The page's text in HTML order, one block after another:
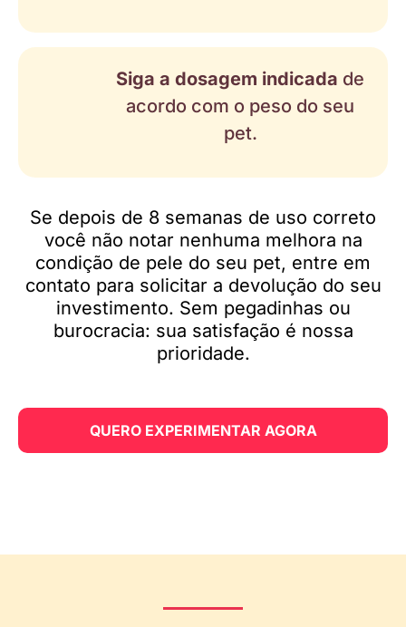
Siga a dosagem indicada de
acordo com o peso do seu
pet.
Se depois de 8 semanas de uso correto
você não notar nenhuma melhora na
condição de pele do seu pet, entre em
contato para solicitar a devolução do seu
investimento. Sem pegadinhas ou
burocracia: sua satisfação é nossa
prioridade.
QUERO EXPERIMENTAR AGORA